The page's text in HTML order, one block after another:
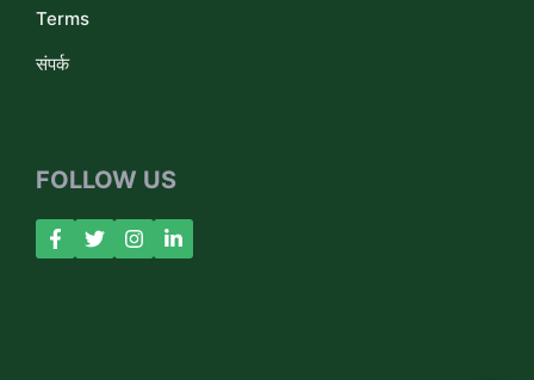
Terms
संपर्क
FOLLOW US